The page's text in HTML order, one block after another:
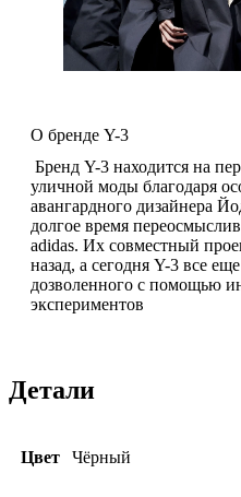
О бренде Y-3
Бренд Y-3 находится на
уличной моды благодаря
авангардного дизайнера
долгое время
adidas. Их совместный
назад, а сегодня Y-3 все
дозволенного с помощью
экспериментов
Детали
Цвет Чёрный